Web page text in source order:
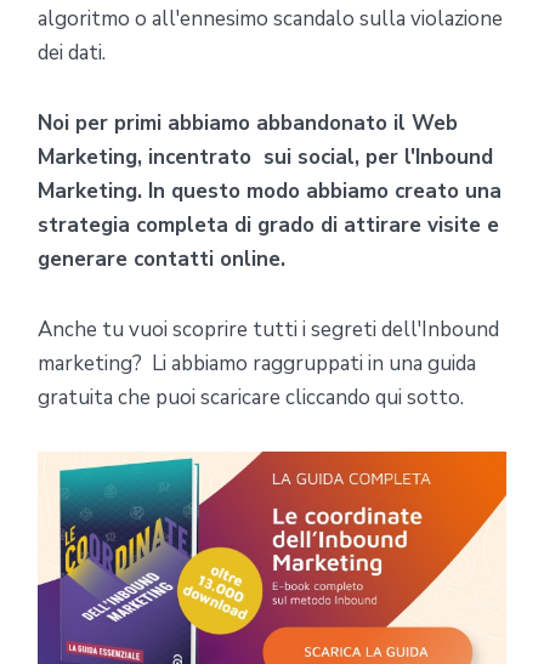
algoritmo o all'ennesimo scandalo sulla violazione
dei dati.
Noi per primi abbiamo abbandonato il Web
Marketing, incentrato sui social, per l'Inbound
Marketing. In questo modo abbiamo creato una
strategia completa di grado di attirare visite e
generare contatti online.
Anche tu vuoi scoprire tutti i segreti dell'Inbound
marketing? Li abbiamo raggruppati in una guida
gratuita che puoi scaricare cliccando qui sotto.